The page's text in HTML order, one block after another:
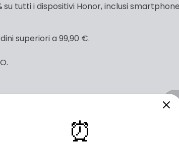
su tutti i dispositivi Honor, inclusi
superiori a 99,90 €.
Honor e approfitta di un'offerta
⏰